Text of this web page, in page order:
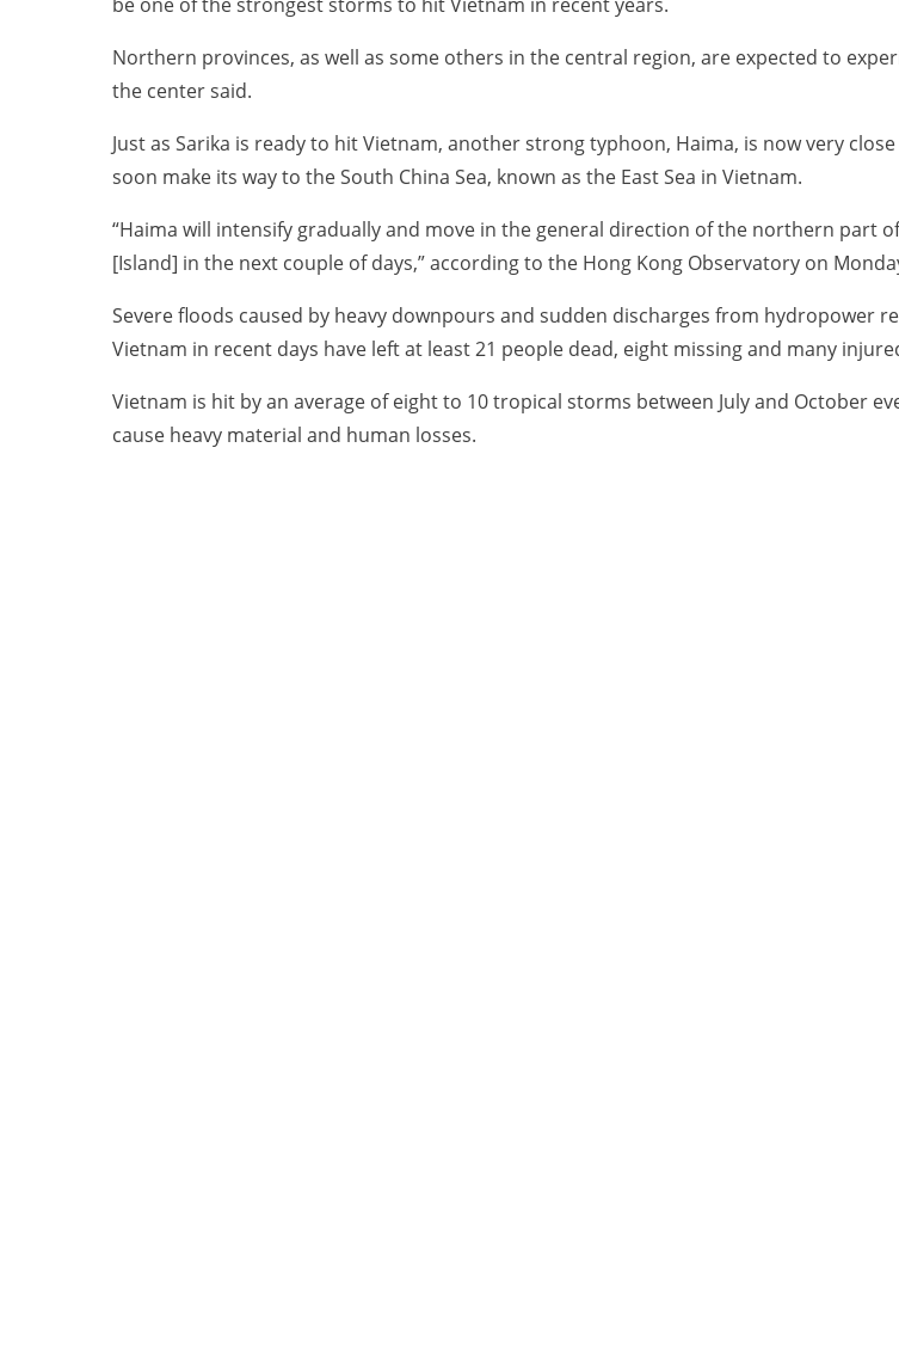
Northern provinces, as well as some others in the central region, are expected to
the center said.
Just as Sarika is ready to hit Vietnam, another strong typhoon, Haima, is now very
soon make its way to the South China Sea, known as the East Sea in Vietnam.
“Haima will intensify gradually and move in the general direction of the northern part
[Island] in the next couple of days,” according to the Hong Kong Observatory on
Severe floods caused by heavy downpours and sudden discharges from hydropower
Vietnam in recent days have left at least 21 people dead, eight missing and many
Vietnam is hit by an average of eight to 10 tropical storms between July and October
cause heavy material and human losses.